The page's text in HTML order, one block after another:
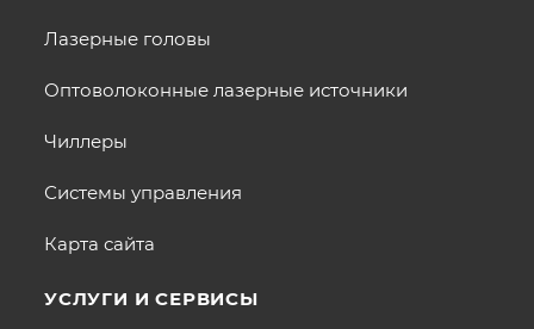
Лазерные головы
Оптоволоконные лазерные источники
Чиллеры
Системы управления
Карта сайта
УСЛУГИ И СЕРВИСЫ